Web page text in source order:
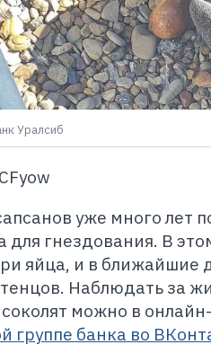
Уралсиб
уже много лет
для гнездования. В
яйца, и в ближайшие
Наблюдать за
можно в
группе банка во